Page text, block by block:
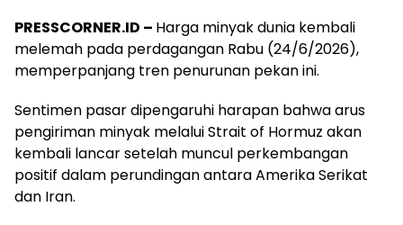
PRESSCORNER.ID – Harga minyak dunia kembali
melemah pada perdagangan Rabu (24/6/2026),
memperpanjang tren penurunan pekan ini.
Sentimen pasar dipengaruhi harapan bahwa arus
pengiriman minyak melalui Strait of Hormuz akan
kembali lancar setelah muncul perkembangan
positif dalam perundingan antara Amerika Serikat
dan Iran.